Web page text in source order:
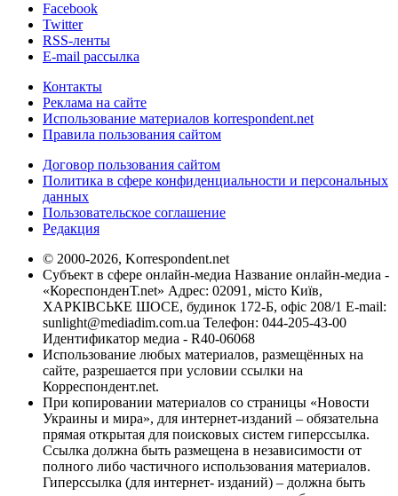
Facebook
Twitter
RSS-ленты
E-mail рассылка
Контакты
Реклама на сайте
Использование материалов korrespondent.net
Правила пользования сайтом
Договор пользования сайтом
Политика в сфере конфиденциальности и персональных
данных
Пользовательское соглашение
Редакция
© 2000-2026, Korrespondent.net
Субъект в сфере онлайн-медиа Название онлайн-медиа -
«КореспонденТ.net» Адрес: 02091, місто Київ,
ХАРКІВСЬКЕ ШОСЕ, будинок 172-Б, офіс 208/1 E-mail:
sunlight@mediadim.com.ua Телефон: 044-205-43-00
Идентификатор медиа - R40-06068
Использование любых материалов, размещённых на
сайте, разрешается при условии ссылки на
Корреспондент.net.
При копировании материалов со страницы «Новости
Украины и мира», для интернет-изданий – обязательна
прямая открытая для поисковых систем гиперссылка.
Ссылка должна быть размещена в независимости от
полного либо частичного использования материалов.
Гиперссылка (для интернет- изданий) – должна быть